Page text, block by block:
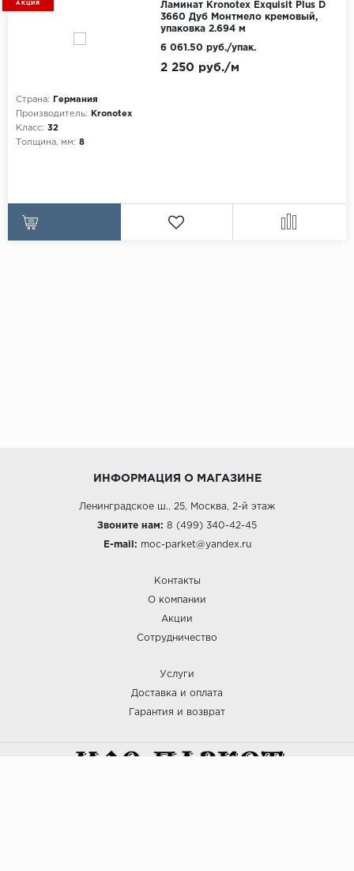
АКЦИЯ
Ламинат Kronotex Exquisit Plus D
3660 Дуб Монтмело кремовый,
упаковка 2.694 м
Страна:
Германия
Производитель:
Kronotex
Класс: 32
Толщина, мм: 8
2 250 руб./м
6 061.50 руб./упак.
ИНФОРМАЦИЯ О МАГАЗИНЕ
Ленинградское ш., 25, Москва, 2-й этаж
Звоните нам: 8 (499) 340-42-45
E-mail: moc-parket@yandex.ru
Контакты
О компании
Акции
Сотрудничество
Услуги
Доставка и оплата
Гарантия и возврат